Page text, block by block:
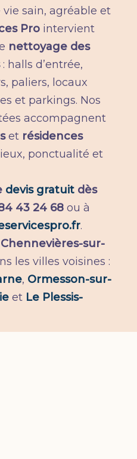
sain, agréable et
Pro intervient
nettoyage des
: halls d’entrée,
paliers, locaux
et parkings. Nos
accompagnent
et résidences
ponctualité et
devis gratuit dès
43 24 68 ou à
.
Chennevières-sur-
les villes voisines :
, Ormesson-sur-
et Le Plessis-